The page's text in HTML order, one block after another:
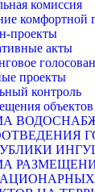
комиссия
комфортной
проекты
акты
проекты
контроль
объектов